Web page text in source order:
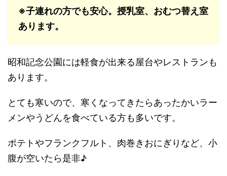
※子連れの方でも安心。授乳室、おむつ替え室
あります。
昭和記念公園には軽食が出来る屋台やレストランも
あります。
とても寒いので、寒くなってきたらあったかいラー
メンやうどんを食べている方も多いです。
ポテトやフランクフルト、肉巻きおにぎりなど、小
腹が空いたら是非♪